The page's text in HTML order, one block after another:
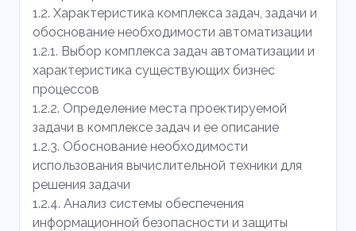
1.2. Характеристика комплекса задач, задачи и
обоснование необходимости автоматизации
1.2.1. Выбор комплекса задач автоматизации и
характеристика существующих бизнес
процессов
1.2.2. Определение места проектируемой
задачи в комплексе задач и ее описание
1.2.3. Обоснование необходимости
использования вычислительной техники для
решения задачи
1.2.4. Анализ системы обеспечения
информационной безопасности и защиты